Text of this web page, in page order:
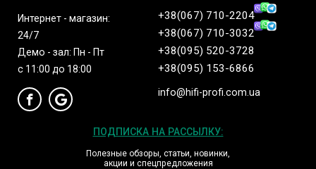
Интернет - магазин:
24/7
Демо - зал: Пн - Пт
с 11:00 до 18:00
+38(067) 710-2204
+38(067) 710-3032
+38(095) 520-3728
+38(095) 153-6866
info@hifi-profi.com.ua
ПОДПИСКА НА РАССЫЛКУ:
Полезные обзоры, статьи, новинки,
акции и спецпредложения